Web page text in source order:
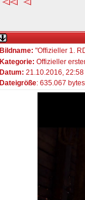
Bildname: "Offizieller 1.
Kategorie: Offizieller
Datum: 21.10.2016, 22:58
Dateigröße: 635.067 bytes